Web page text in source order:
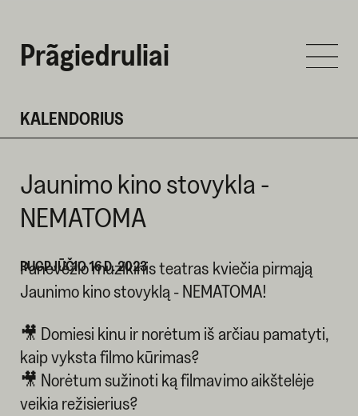
Prãgiedruliai
KALENDORIUS
Jaunimo kino stovykla -
NEMATOMA
RUGPJŪČIO 16 D. 2023
Panevėžio muzikinis teatras kviečia pirmąją
Jaunimo kino stovyklą - NEMATOMA!
🎥 Domiesi kinu ir norėtum iš arčiau pamatyti,
kaip vyksta filmo kūrimas?
🎥 Norėtum sužinoti ką filmavimo aikštelėje
veikia režisierius?